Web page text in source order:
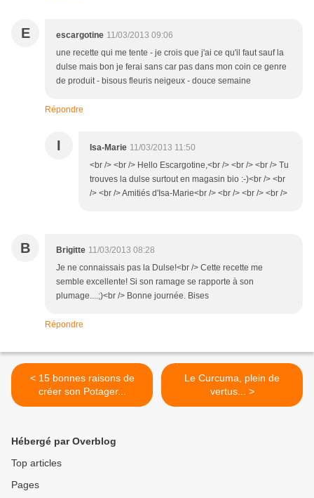
E escargotine 11/03/2013 09:06
une recette qui me tente - je crois que j'ai ce qu'il faut sauf la
dulse mais bon je ferai sans car pas dans mon coin ce genre
de produit - bisous fleuris neigeux - douce semaine
Répondre
I Isa-Marie 11/03/2013 11:50
<br /> <br /> Hello Escargotine,<br /> <br /> <br /> Tu
trouves la dulse surtout en magasin bio :-)<br /> <br
/> <br /> Amitiés d'Isa-Marie<br /> <br /> <br /> <br />
B Brigitte 11/03/2013 08:28
Je ne connaissais pas la Dulse!<br /> Cette recette me
semble excellente! Si son ramage se rapporte à son
plumage....;)<br /> Bonne journée. Bises
Répondre
< 15 bonnes raisons de
créer son Potager...
Le Curcuma, plein de
vertus... >
Hébergé par Overblog
Top articles
Pages